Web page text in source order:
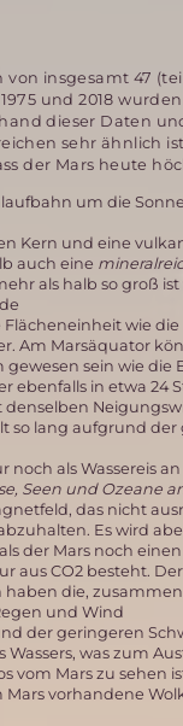
von insgesamt 47
und 2018
dieser Daten
sehr ähnlich
der Mars heute
um die
Kern und eine
auch eine
als halb so groß
wie die
Am Marsäquator
sein wie die
ebenfalls in etwa 24
denselben
so lang aufgrund
noch als Wassereis
Seen und Ozeane
das nicht
Es wird
der Mars noch
aus CO2 besteht.
die,
und Wind
der geringeren
was zum
vom Mars zu sehen
vorhandene